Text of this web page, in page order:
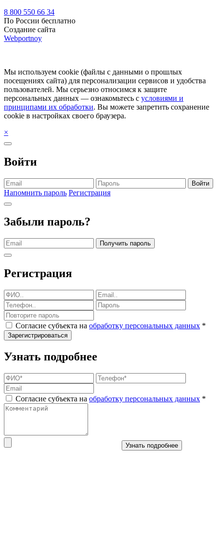
8 800 550 66 34
По России бесплатно
Создание сайта
Webportnoy
Мы используем cookie (файлы с данными о прошлых
посещениях сайта) для персонализации сервисов и удобства
пользователей. Мы серьезно относимся к защите
персональных данных — ознакомьтесь с условиями и
принципами их обработки. Вы можете запретить сохранение
cookie в настройках своего браузера.
×
Войти
Войти
Напомнить пароль Регистрация
Забыли пароль?
Получить пароль
Регистрация
Согласие субъекта на обработку персональных данных *
Зарегистрироваться
Узнать подробнее
Согласие субъекта на обработку персональных данных *
Узнать подробнее